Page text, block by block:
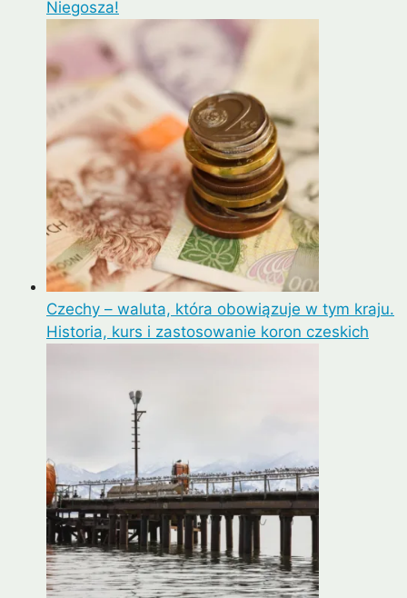
Niegosza!
Czechy – waluta, która obowiązuje w tym kraju.
Historia, kurs i zastosowanie koron czeskich